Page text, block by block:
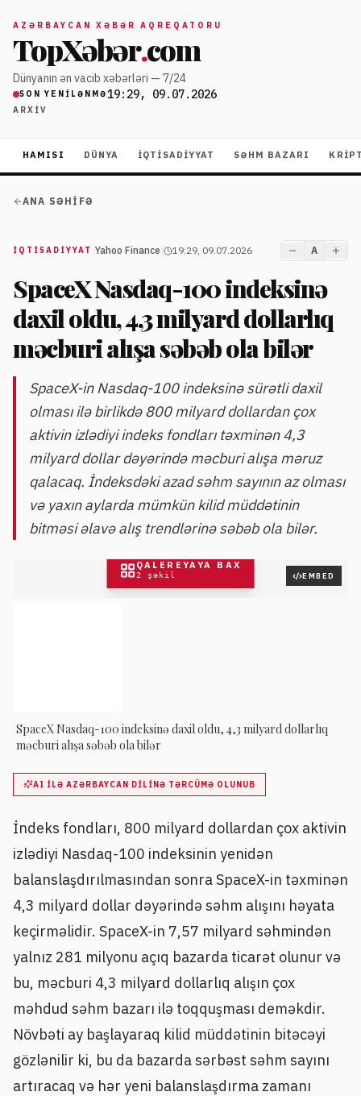
AZƏRBAYCAN XƏBƏR AQREQATORU
TopXəbər.com
Dünyanın ən vacib xəbərləri — 7/24
SON YENILƏNMƏ19:29, 09.07.2026
ARXIV
HAMISI DÜNYA İQTISADIYYAT SƏHM BAZARI
ANA SƏHIFƏ
İQTISADIYYAT Yahoo Finance 19:29, 09.07.2026 A
SpaceX Nasdaq-100 indeksinə
daxil oldu, 4,3 milyard dollarlıq
məcburi alışa səbəb ola bilər
SpaceX-in Nasdaq-100 indeksinə sürətli daxil
olması ilə birlikdə 800 milyard dollardan çox
aktivin izlədiyi indeks fondları təxminən 4,3
milyard dollar dəyərində məcburi alışa məruz
qalacaq. İndeksdəki azad səhm sayının az olması
və yaxın aylarda mümkün kilid müddətinin
bitməsi əlavə alış trendlərinə səbəb ola bilər.
QALEREYAYA BAX
2 şəkil EMBED
SpaceX Nasdaq-100 indeksinə daxil oldu, 4,3 milyard dollarlıq
məcburi alışa səbəb ola bilər
AI ILƏ AZƏRBAYCAN DILINƏ TƏRCÜMƏ OLUNUB
İndeks fondları, 800 milyard dollardan çox aktivin
izlədiyi Nasdaq-100 indeksinin yenidən
balanslaşdırılmasından sonra SpaceX-in təxminən
4,3 milyard dollar dəyərində səhm alışını həyata
keçirməlidir. SpaceX-in 7,57 milyard səhmindən
yalnız 281 milyonu açıq bazarda ticarət olunur və
bu, məcburi 4,3 milyard dollarlıq alışın çox
məhdud səhm bazarı ilə toqquşması deməkdir.
Növbəti ay başlayaraq kilid müddətinin bitəcəyi
gözlənilir ki, bu da bazarda sərbəst səhm sayını
artıracaq və hər yeni balanslaşdırma zamanı